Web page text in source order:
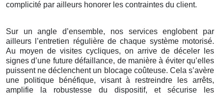
complicité par ailleurs honorer les contraintes du client.
Sur un angle d’ensemble, nos services englobent par
ailleurs l’entretien régulière de chaque système motorisé.
Au moyen de visites cycliques, on arrive de déceler les
signes d’une future défaillance, de manière à éviter qu’elles
puissent ne déclenchent un blocage coûteuse. Cela s’avère
une politique bénéfique, visant à restreindre les arrêts,
amplifie la robustesse du dispositif, et sécurise les